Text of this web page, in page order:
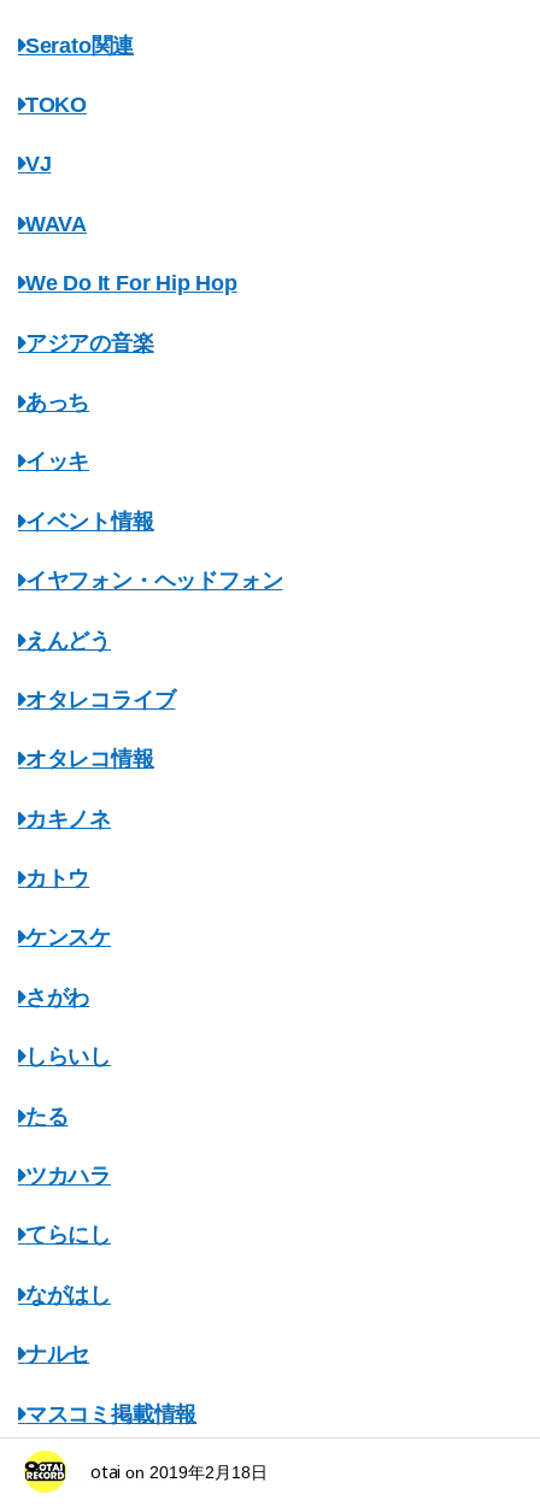
Serato関連
TOKO
VJ
WAVA
We Do It For Hip Hop
アジアの音楽
あっち
イッキ
イベント情報
イヤフォン・ヘッドフォン
えんどう
オタレコライブ
オタレコ情報
カキノネ
カトウ
ケンスケ
さがわ
しらいし
たる
ツカハラ
てらにし
ながはし
ナルセ
マスコミ掲載情報
みちのくオタレコ
otai on 2019年2月18日